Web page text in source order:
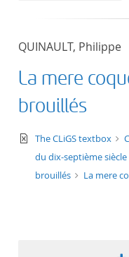
QUINAULT, Philippe
La mere
brouillés
text/xml
The CLiGS textbox
du dix-septième siècle
brouillés
La mere